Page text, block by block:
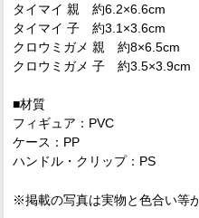
タイマイ 親 約6.2×6.6cm
タイマイ 子 約3.1×3.6cm
クロウミガメ 親 約8×6.5cm
クロウミガメ 子 約3.5×3.9cm
■材質
フィギュア：PVC
ケース：PP
ハンドル・クリップ：PS
※掲載の写真は実物と色合い等